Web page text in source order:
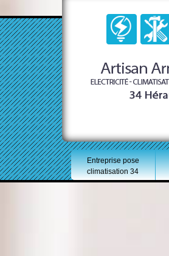
Entreprise pose
climatisation 34